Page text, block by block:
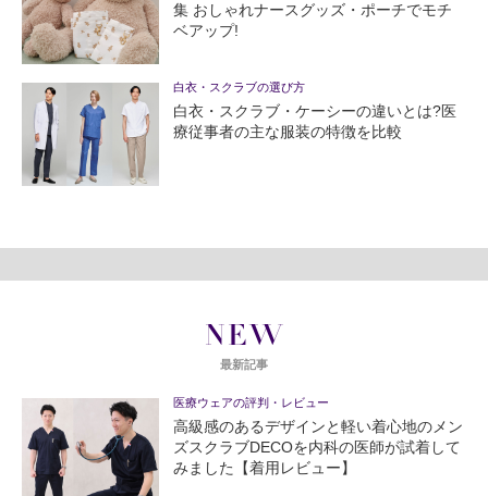
集 おしゃれナースグッズ・ポーチでモチ
ベアップ!
白衣・スクラブの選び方
白衣・スクラブ・ケーシーの違いとは?医
療従事者の主な服装の特徴を比較
NEW
最新記事
医療ウェアの評判・レビュー
高級感のあるデザインと軽い着心地のメン
ズスクラブDECOを内科の医師が試着して
みました【着用レビュー】